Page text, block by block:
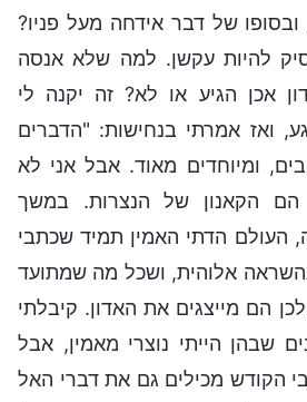
של דבר אידחה מעל פניו?
להיות עקשן. למה שלא אנסה
אכן הגיע או לא? זה יקנה לי
ואז אמרתי בנחישות: "הדברים
ומיוחדים מאוד. אבל אני לא
הם הקאנון של הנצרות. במשך
העולם הדתי האמין תמיד שכתבי
אלוהית, ושכל מה שמתועד
הם מייצגים את האדון. קיבלתי
שבהן הייתי נוצרי מאמין, אבל
הקודש מכילים גם את דברי האל